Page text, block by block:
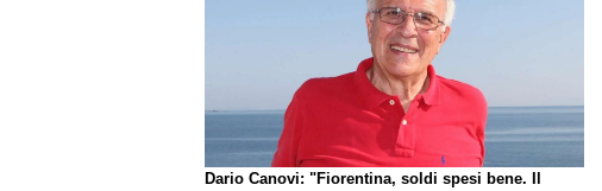
Dario Canovi: "Fiorentina, soldi spesi bene. Il